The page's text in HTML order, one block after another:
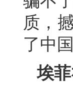
质，
了中
埃